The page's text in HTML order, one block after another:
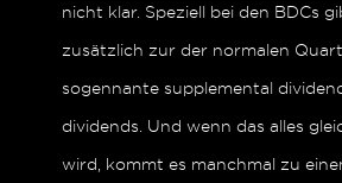
nicht klar. Speziell bei den BDCs
zusätzlich zur der normalen
sogennante supplemental
dividends. Und wenn das alles
wird, kommt es manchmal zu